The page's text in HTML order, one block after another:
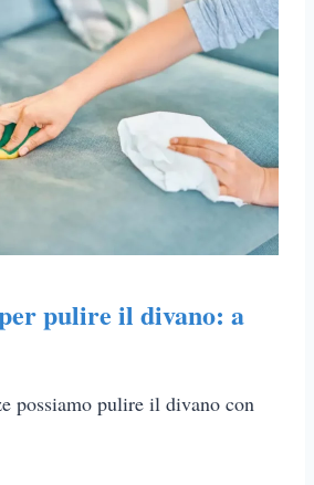
pulire il divano: a
possiamo pulire il divano con